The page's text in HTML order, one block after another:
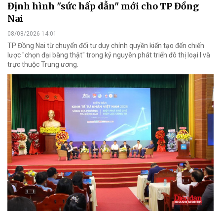
Định hình "sức hấp dẫn" mới cho TP Đồng
Nai
08/08/2026 14:01
TP Đồng Nai từ chuyển đổi tư duy chính quyền kiến tạo đến chiến
lược "chọn đại bàng thật" trong kỷ nguyên phát triển đô thị loại I và
trực thuộc Trung ương.